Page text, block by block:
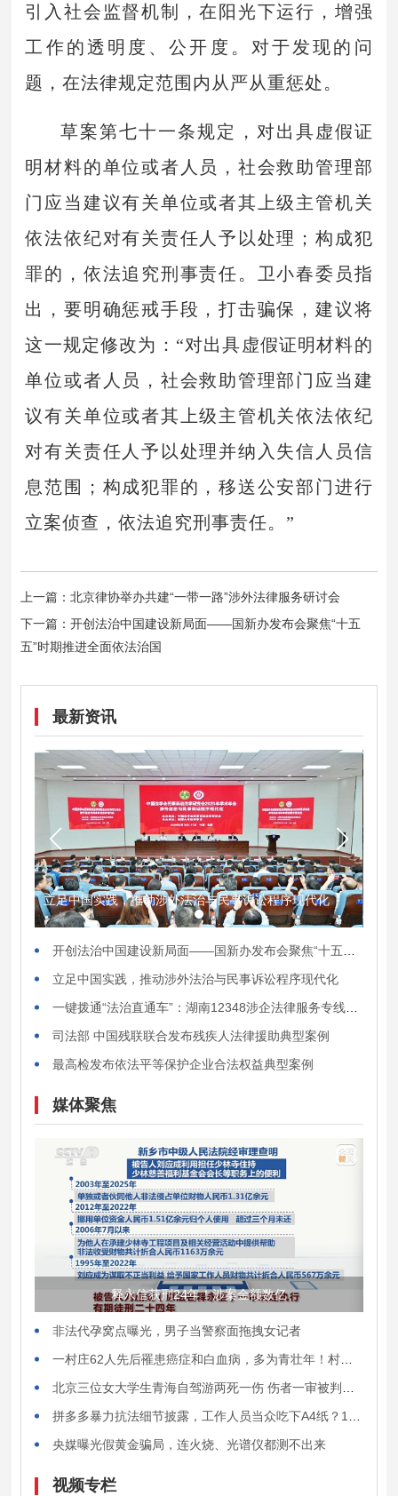
引入社会监督机制，在阳光下运行，增强
工作的透明度、公开度。对于发现的问
题，在法律规定范围内从严从重惩处。
草案第七十一条规定，对出具虚假证
明材料的单位或者人员，社会救助管理部
门应当建议有关单位或者其上级主管机关
依法依纪对有关责任人予以处理；构成犯
罪的，依法追究刑事责任。卫小春委员指
出，要明确惩戒手段，打击骗保，建议将
这一规定修改为：“对出具虚假证明材料的
单位或者人员，社会救助管理部门应当建
议有关单位或者其上级主管机关依法依纪
对有关责任人予以处理并纳入失信人员信
息范围；构成犯罪的，移送公安部门进行
立案侦查，依法追究刑事责任。”
上一篇：北京律协举办共建“一带一路”涉外法律服务研讨会
下一篇：开创法治中国建设新局面——国新办发布会聚焦“十五
五”时期推进全面依法治国
最新资讯
立足中国实践，推动涉外法治与民事诉讼程序现代化
开创法治中国建设新局面——国新办发布会聚焦“十五五”时期推进全面依法治国
立足中国实践，推动涉外法治与民事诉讼程序现代化
一键拨通“法治直通车”：湖南12348涉企法律服务专线正式上线
司法部 中国残联联合发布残疾人法律援助典型案例
最高检发布依法平等保护企业合法权益典型案例
媒体聚焦
释永信获刑24年！涉案金额数亿
非法代孕窝点曝光，男子当警察面拖拽女记者
一村庄62人先后罹患癌症和白血病，多为青壮年！村民披露详情，当地最新通报
北京三位女大学生青海自驾游两死一伤 伤者一审被判入刑4年
拼多多暴力抗法细节披露，工作人员当众吃下A4纸？15亿罚款能让拼多多改变吗
央媒曝光假黄金骗局，连火烧、光谱仪都测不出来
视频专栏